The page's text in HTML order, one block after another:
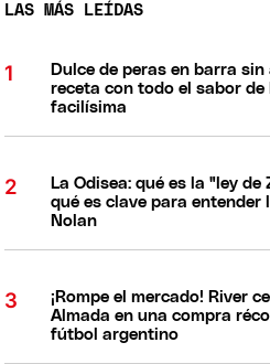
LAS MÁS LEÍDAS
Dulce de peras en barra sin
receta con todo el sabor
facilísima
La Odisea: qué es la "ley de
qué es clave para entender
Nolan
¡Rompe el mercado! River
Almada en una compra
fútbol argentino